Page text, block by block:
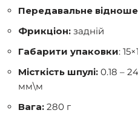
Передавальне
Фрикціон: задній
Габарити упаковки:
Місткість шпулі: 0.18 –
мм\м
Вага: 280 г